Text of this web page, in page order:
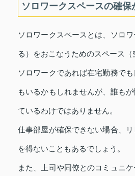
ソロワークスペースの確保
ソロワークスペースとは、ソロ
る）をおこなうためのスペース（
ソロワークであれば在宅勤務で
もいるかもしれませんが、誰も
ているわけではありません。
仕事部屋が確保できない場合、
を得ないこともあるでしょう。
また、上司や同僚とのコミュニ